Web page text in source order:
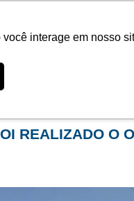
interage em nosso
REALIZADO O